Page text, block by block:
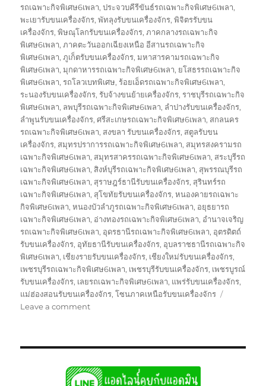
รถเฉพาะกิจพิเศษ6เพลา,ประจวบคีรีขันธ์รถเฉพาะกิจพิเศษ6เพลา,
พะเยารับขนเครื่องจักร,พัทลุงรับขนเครื่องจักร,พิจิตรรับขน
เครื่องจักร,พิษณุโลกรับขนเครื่องจักร,ภาคกลางรถเฉพาะกิจ
พิเศษ6เพลา,ภาคตะวันออกเฉียงเหนือ อีสานรถเฉพาะกิจ
พิเศษ6เพลา,ภูเก็ตรับขนเครื่องจักร,มหาสารคามรถเฉพาะกิจ
พิเศษ6เพลา,มุกดาหารรถเฉพาะกิจพิเศษ6เพลา, ยโสธรรถเฉพาะกิจ
พิเศษ6เพลา,รถโลวเบทพิเศษ,ร้อยเอ็ดรถเฉพาะกิจพิเศษ6เพลา,
ระนองรับขนเครื่องจักร,รับจ้างขนย้ายเครื่องจักร,ราชบุรีรถเฉพาะกิจ
พิเศษ6เพลา, ลพบุรีรถเฉพาะกิจพิเศษ6เพลา, ลำปางรับขนเครื่องจักร,
ลำพูนรับขนเครื่องจักร,ศรีสะเกษรถเฉพาะกิจพิเศษ6เพลา, สกลนคร
รถเฉพาะกิจพิเศษ6เพลา, สงขลา รับขนเครื่องจักร, สตูลรับขน
เครื่องจักร, สมุทรปราการรถเฉพาะกิจพิเศษ6เพลา, สมุทรสงครามรถ
เฉพาะกิจพิเศษ6เพลา, สมุทรสาครรถเฉพาะกิจพิเศษ6เพลา, สระบุรีรถ
เฉพาะกิจพิเศษ6เพลา, สิงห์บุรีรถเฉพาะกิจพิเศษ6เพลา, สุพรรณบุรีรถ
เฉพาะกิจพิเศษ6เพลา, สุราษฎร์ธานีรับขนเครื่องจักร, สุรินทร์รถ
เฉพาะกิจพิเศษ6เพลา, สุโขทัยรับขนเครื่องจักร,หนองคายรถเฉพาะ
กิจพิเศษ6เพลา,หนองบัวลำภูรถเฉพาะกิจพิเศษ6เพลา, อยุธยารถ
เฉพาะกิจพิเศษ6เพลา, อ่างทองรถเฉพาะกิจพิเศษ6เพลา, อำนาจเจริญ
รถเฉพาะกิจพิเศษ6เพลา, อุดรธานีรถเฉพาะกิจพิเศษ6เพลา, อุตรดิตถ์
รับขนเครื่องจักร, อุทัยธานีรับขนเครื่องจักร, อุบลราชธานีรถเฉพาะกิจ
พิเศษ6เพลา, เชียงรายรับขนเครื่องจักร, เชียงใหม่รับขนเครื่องจักร,
เพชรบุรีรถเฉพาะกิจพิเศษ6เพลา, เพชรบุรีรับขนเครื่องจักร, เพชรบูรณ์
รับขนเครื่องจักร, เลยรถเฉพาะกิจพิเศษ6เพลา, แพร่รับขนเครื่องจักร,
แม่ฮ่องสอนรับขนเครื่องจักร,โซนภาคเหนือรับขนเครื่องจักร
Leave a commenton
รับ
ส่ง